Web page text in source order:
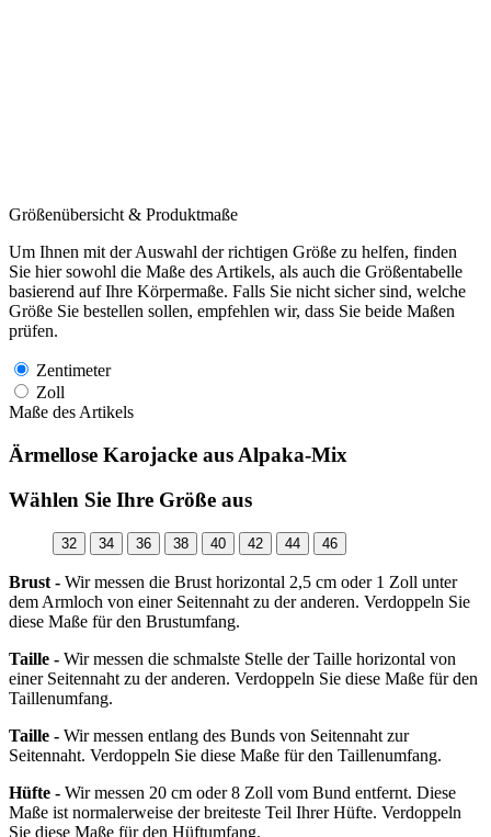
Größenübersicht & Produktmaße
Um Ihnen mit der Auswahl der richtigen Größe zu helfen, finden
Sie hier sowohl die Maße des Artikels, als auch die Größentabelle
basierend auf Ihre Körpermaße. Falls Sie nicht sicher sind, welche
Größe Sie bestellen sollen, empfehlen wir, dass Sie beide Maßen
prüfen.
Zentimeter
Zoll
Maße des Artikels
Ärmellose Karojacke aus Alpaka-Mix
Wählen Sie Ihre Größe aus
32 34 36 38 40 42 44 46
Brust - Wir messen die Brust horizontal 2,5 cm oder 1 Zoll unter
dem Armloch von einer Seitennaht zu der anderen. Verdoppeln Sie
diese Maße für den Brustumfang.
Taille - Wir messen die schmalste Stelle der Taille horizontal von
einer Seitennaht zu der anderen. Verdoppeln Sie diese Maße für den
Taillenumfang.
Taille - Wir messen entlang des Bunds von Seitennaht zur
Seitennaht. Verdoppeln Sie diese Maße für den Taillenumfang.
Hüfte - Wir messen 20 cm oder 8 Zoll vom Bund entfernt. Diese
Maße ist normalerweise der breiteste Teil Ihrer Hüfte. Verdoppeln
Sie diese Maße für den Hüftumfang.